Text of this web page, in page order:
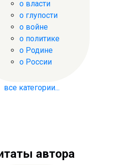
о власти
о глупости
о войне
о политике
о Родине
о России
все категории...
автора